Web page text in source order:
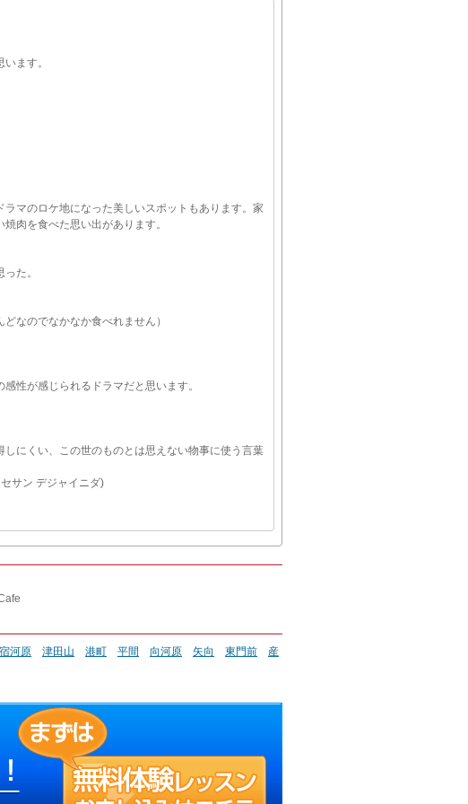
ます。
マのロケ地になった美しいスポットもあります。家
肉を食べた思い出があります。
た。
なのでなかなか食べれません）
性が感じられるドラマだと思います。
にくい、この世のものとは思えない物事に使う言葉
サン デジャイニダ)
宿河原 津田山 港町 平間 向河原 矢向 東門前
産